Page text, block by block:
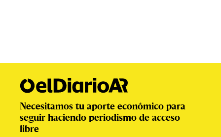
Necesitamos tu aporte económico para
seguir haciendo periodismo de acceso
libre